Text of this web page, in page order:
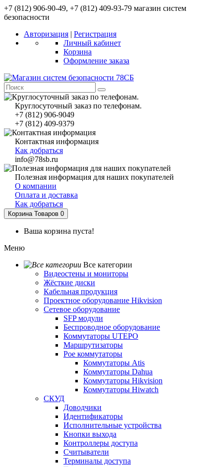
+7 (812) 906-90-49, +7 (812) 409-93-79 магазин систем
безопасности
Авторизация | Регистрация
Личный кабинет
Корзина
Оформление заказа
Круглосуточный заказ по телефонам.
+7 (812) 906-9049
+7 (812) 409-9379
Контактная информация
Как добраться
info@78sb.ru
Полезная информация для наших покупателей
О компании
Оплата и доставка
Как добраться
Корзина Товаров 0
Ваша корзина пуста!
Меню
Все категории
Видеостены и мониторы
Жёсткие диски
Кабельная продукция
Проектное оборудование Hikvision
Сетевое оборудование
SFP модули
Беспроводное оборудование
Коммутаторы UTEPO
Маршрутизаторы
Poe коммутаторы
Коммутаторы Atis
Коммутаторы Dahua
Коммутаторы Hikvision
Коммутаторы Hiwatch
СКУД
Доводчики
Идентификаторы
Исполнительные устройства
Кнопки выхода
Контроллеры доступа
Считыватели
Терминалы доступа